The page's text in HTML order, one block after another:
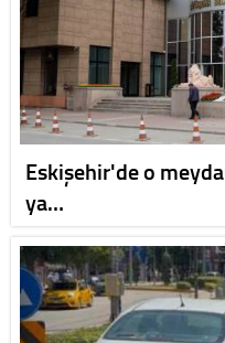
Eskişehir'de o
ya…